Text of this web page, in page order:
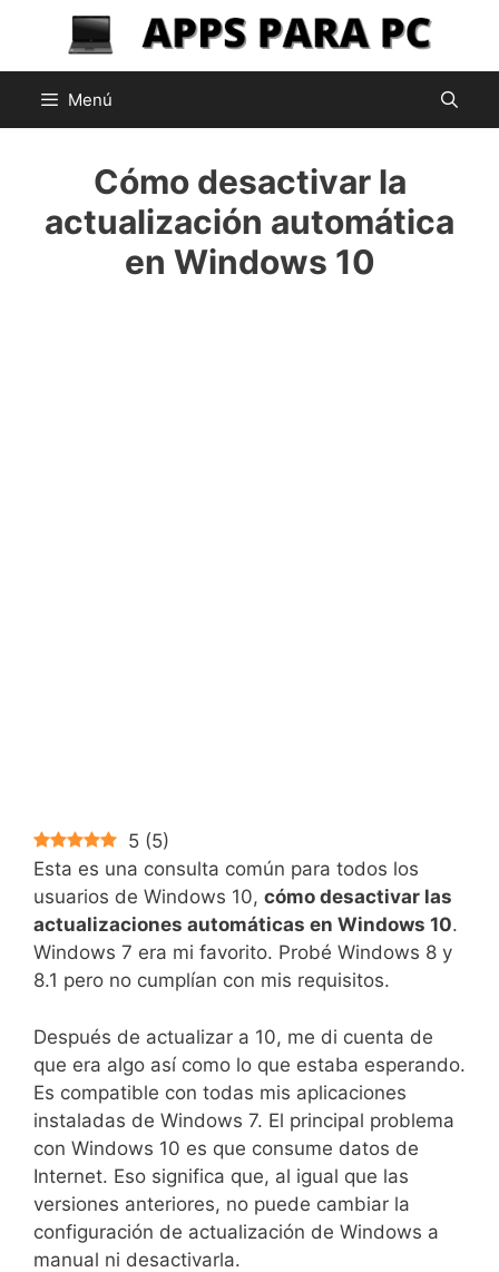
contenido
Menú
Cómo desactivar la
actualización automática
en Windows 10
5 (5)
Esta es una consulta común para todos los
usuarios de Windows 10, cómo desactivar las
actualizaciones automáticas en Windows 10.
Windows 7 era mi favorito. Probé Windows 8 y
8.1 pero no cumplían con mis requisitos.
Después de actualizar a 10, me di cuenta de
que era algo así como lo que estaba esperando.
Es compatible con todas mis aplicaciones
instaladas de Windows 7. El principal problema
con Windows 10 es que consume datos de
Internet. Eso significa que, al igual que las
versiones anteriores, no puede cambiar la
configuración de actualización de Windows a
manual ni desactivarla.